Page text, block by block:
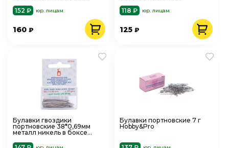
152 ₽
юр. лицам
160 ₽
118 ₽
юр. лицам
125₽
Булавки гвоздики
портновские 38*0,69мм
металл никель в боксе
Булавки портновские 7 г
Hobby&Pro